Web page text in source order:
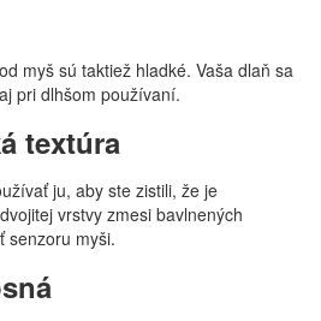
myš sú taktiež hladké. Vaša dlaň sa
pri dlhšom používaní.
textúra
ju, aby ste zistili, že je
vrstvy zmesi bavlnených
senzoru myši.